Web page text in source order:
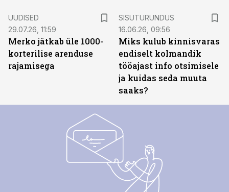
UUDISED
29.07.26, 11:59
Merko jätkab üle 1000-
korterilise arenduse
rajamisega
SISUTURUNDUS
16.06.26, 09:56
Miks kulub kinnisvaras
endiselt kolmandik
tööajast info otsimisele
ja kuidas seda muuta
saaks?